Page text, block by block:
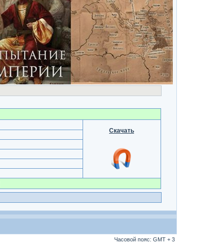
Скачать
Часовой пояс: GMT + 3